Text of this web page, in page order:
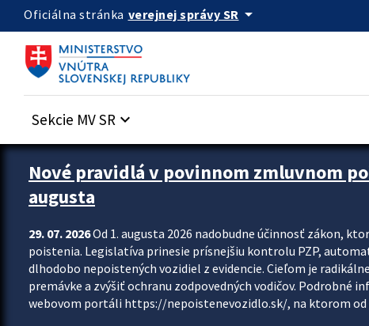
Preskocit na hlavný obsah
Oficiálna stránka verejnej správy SR arrow_drop_down
Sekcie MV SR keyboard_arrow_down
Zastavit automatický posun upútavok
Nové pravidlá v povinnom zmluvnom
augusta
29. 07. 2026Od 1. augusta 2026 nadobudne účinnosť zákon,
poistenia. Legislatíva prinesie prísnejšiu kontrolu PZP,
dlhodobo nepoistených vozidiel z evidencie. Cieľom je
premávke a zvýšiť ochranu zodpovedných vodičov. Podrobné
webovom portáli https://nepoistenevozidlo.sk/, na ktorom od